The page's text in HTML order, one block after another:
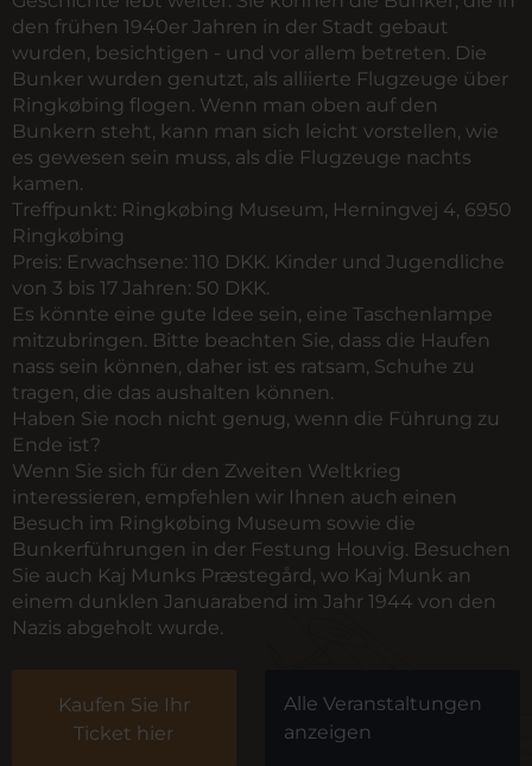
den frühen 1940er Jahren in der Stadt gebaut
wurden, besichtigen - und vor allem betreten. Die
Bunker wurden genutzt, als alliierte Flugzeuge über
Ringkøbing flogen. Wenn man oben auf den
Bunkern steht, kann man sich leicht vorstellen, wie
es gewesen sein muss, als die Flugzeuge nachts
kamen.
Treffpunkt: Ringkøbing Museum, Herningvej 4, 6950
Ringkøbing
Preis: Erwachsene: 110 DKK. Kinder und Jugendliche
von 3 bis 17 Jahren: 50 DKK.
Es könnte eine gute Idee sein, eine Taschenlampe
mitzubringen. Bitte beachten Sie, dass die Haufen
nass sein können, daher ist es ratsam, Schuhe zu
tragen, die das aushalten können.
Haben Sie noch nicht genug, wenn die Führung zu
Ende ist?
Wenn Sie sich für den Zweiten Weltkrieg
interessieren, empfehlen wir Ihnen auch einen
Besuch im Ringkøbing Museum sowie die
Bunkerführungen in der Festung Houvig. Besuchen
Sie auch Kaj Munks Præstegård, wo Kaj Munk an
einem dunklen Januarabend im Jahr 1944 von den
Nazis abgeholt wurde.
Kaufen Sie Ihr
Ticket hier
Alle Veranstaltungen
anzeigen